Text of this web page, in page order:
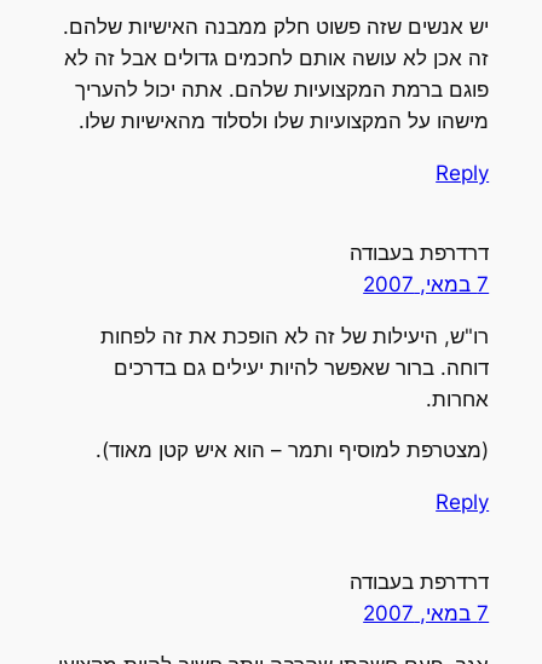
יש אנשים שזה פשוט חלק ממבנה האישיות שלהם.
זה אכן לא עושה אותם לחכמים גדולים אבל זה לא
פוגם ברמת המקצועיות שלהם. אתה יכול להעריך
מישהו על המקצועיות שלו ולסלוד מהאישיות שלו.
Reply
דרדרפת בעבודה
רו"ש, היעילות של זה לא הופכת את זה לפחות
דוחה. ברור שאפשר להיות יעילים גם בדרכים
אחרות.
(מצטרפת למוסיף ותמר – הוא איש קטן מאוד).
Reply
דרדרפת בעבודה